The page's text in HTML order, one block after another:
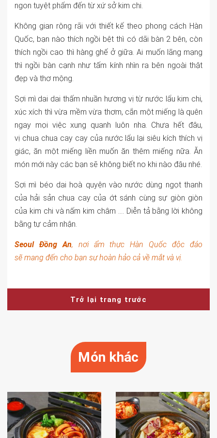
ngon tuyệt phẩm đến từ xứ sở kim chi.
Không gian rộng rãi với thiết kế theo phong cách Hàn
Quốc, bạn nào thích ngồi bệt thì có dãi bàn 2 bên, còn
thích ngồi cao thì hàng ghế ở giữa. Ai muốn lãng mạng
thì ngồi bàn cạnh như tấm kính nhìn ra bên ngoài thật
đẹp và thơ mộng.
Sợi mì dai dai thấm nhuần hương vị từ nước lẩu kim chi,
xúc xích thì vừa mềm vừa thơm, cắn một miếng là quên
ngay mọi việc xung quanh luôn nha. Chưa hết đâu,
vị chua chua cay cay của nước lẩu lại siêu kích thích vị
giác, ăn một miếng liền muốn ăn thêm miếng nữa. Ăn
món mới này các bạn sẽ không biết no khi nào đâu nhé.
Sợi mì béo dai hoà quyện vào nước dùng ngọt thanh
của hải sản chua cay của ớt sánh cùng sự giòn giòn
của kim chi và nấm kim châm .... Diễn tả bằng lời không
bằng tự cảm nhận.
Seoul Đồng An, nơi ẩm thực Hàn Quốc độc đáo
sẽ mang đến cho bạn sự hoàn hảo cả về mắt và vị.
Trở lại trang trước
Món khác